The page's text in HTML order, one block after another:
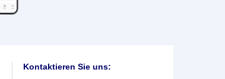
Kontaktieren Sie uns: